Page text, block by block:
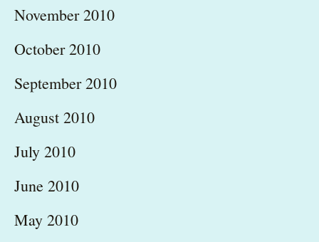
November 2010
October 2010
September 2010
August 2010
July 2010
June 2010
May 2010